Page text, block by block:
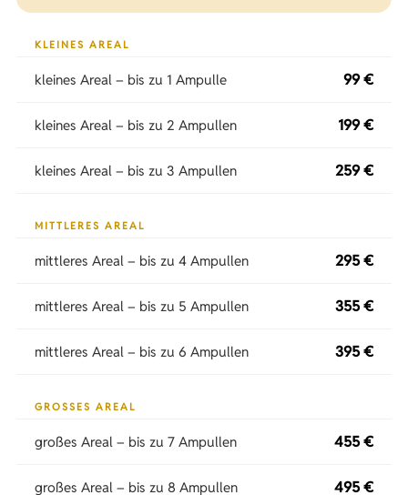
KLEINES AREAL
kleines Areal – bis zu 1 Ampulle 99 €
kleines Areal – bis zu 2 Ampullen 199 €
kleines Areal – bis zu 3 Ampullen 259 €
MITTLERES AREAL
mittleres Areal – bis zu 4 Ampullen 295 €
mittleres Areal – bis zu 5 Ampullen 355 €
mittleres Areal – bis zu 6 Ampullen 395 €
GROSSES AREAL
großes Areal – bis zu 7 Ampullen 455 €
großes Areal – bis zu 8 Ampullen 495 €